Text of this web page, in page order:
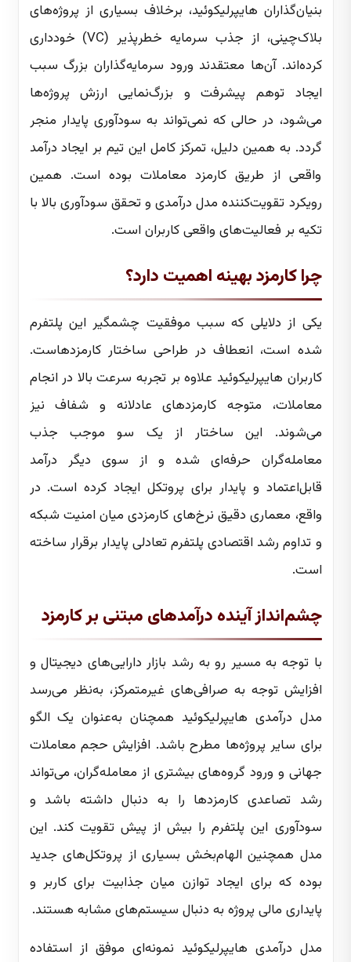
بنیان‌گذاران هایپرلیکوئید، برخلاف بسیاری از پروژه‌های
بلاک‌چینی، از جذب سرمایه خطرپذیر (VC) خودداری
کرده‌اند. آن‌ها معتقدند ورود سرمایه‌گذاران بزرگ سبب
ایجاد توهم پیشرفت و بزرگ‌نمایی ارزش پروژه‌ها
می‌شود، در حالی که نمی‌تواند به سودآوری پایدار منجر
گردد. به همین دلیل، تمرکز کامل این تیم بر ایجاد درآمد
واقعی از طریق کارمزد معاملات بوده است. همین
رویکرد تقویت‌کننده مدل درآمدی و تحقق سودآوری بالا با
تکیه بر فعالیت‌های واقعی کاربران است.
چرا کارمزد بهینه اهمیت دارد؟
یکی از دلایلی که سبب موفقیت چشمگیر این پلتفرم
شده است، انعطاف در طراحی ساختار کارمزدهاست.
کاربران هایپرلیکوئید علاوه بر تجربه سرعت بالا در انجام
معاملات، متوجه کارمزدهای عادلانه و شفاف نیز
می‌شوند. این ساختار از یک سو موجب جذب
معامله‌گران حرفه‌ای شده و از سوی دیگر درآمد
قابل‌اعتماد و پایدار برای پروتکل ایجاد کرده است. در
واقع، معماری دقیق نرخ‌های کارمزدی میان امنیت شبکه
و تداوم رشد اقتصادی پلتفرم تعادلی پایدار برقرار ساخته
است.
چشم‌انداز آینده درآمدهای مبتنی بر کارمزد
با توجه به مسیر رو به رشد بازار دارایی‌های دیجیتال و
افزایش توجه به صرافی‌های غیرمتمرکز، به‌نظر می‌رسد
مدل درآمدی هایپرلیکوئید همچنان به‌عنوان یک الگو
برای سایر پروژه‌ها مطرح باشد. افزایش حجم معاملات
جهانی و ورود گروه‌های بیشتری از معامله‌گران، می‌تواند
رشد تصاعدی کارمزدها را به دنبال داشته باشد و
سودآوری این پلتفرم را بیش از پیش تقویت کند. این
مدل همچنین الهام‌بخش بسیاری از پروتکل‌های جدید
بوده که برای ایجاد توازن میان جذابیت برای کاربر و
پایداری مالی پروژه به دنبال سیستم‌های مشابه هستند.
مدل درآمدی هایپرلیکوئید نمونه‌ای موفق از استفاده